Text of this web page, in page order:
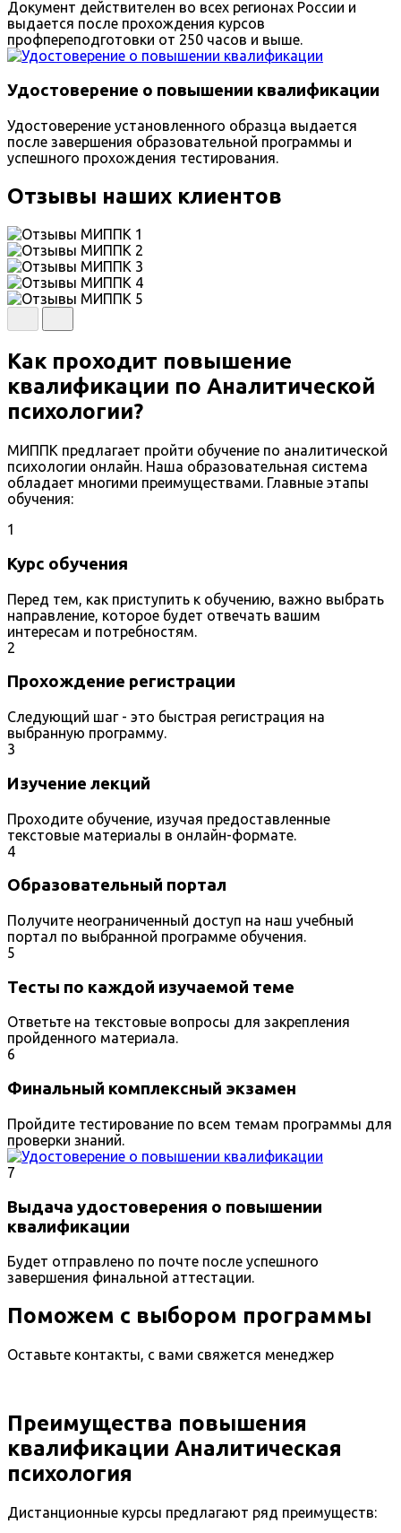
Документ действителен во всех регионах России и
выдается после прохождения курсов
профпереподготовки от 250 часов и выше.
Удостоверение о повышении квалификации
Удостоверение установленного образца выдается
после завершения образовательной программы и
успешного прохождения тестирования.
Отзывы наших клиентов
Как проходит повышение
квалификации по Аналитической
психологии?
МИППК предлагает пройти обучение по аналитической
психологии онлайн. Наша образовательная система
обладает многими преимуществами. Главные этапы
обучения:
1
Курс обучения
Перед тем, как приступить к обучению, важно выбрать
направление, которое будет отвечать вашим
интересам и потребностям.
2
Прохождение регистрации
Следующий шаг - это быстрая регистрация на
выбранную программу.
3
Изучение лекций
Проходите обучение, изучая предоставленные
текстовые материалы в онлайн-формате.
4
Образовательный портал
Получите неограниченный доступ на наш учебный
портал по выбранной программе обучения.
5
Тесты по каждой изучаемой теме
Ответьте на текстовые вопросы для закрепления
пройденного материала.
6
Финальный комплексный экзамен
Пройдите тестирование по всем темам программы для
проверки знаний.
7
Выдача удостоверения о повышении
квалификации
Будет отправлено по почте после успешного
завершения финальной аттестации.
Поможем с выбором программы
Оставьте контакты, с вами свяжется менеджер
Преимущества повышения
квалификации Аналитическая
психология
Дистанционные курсы предлагают ряд преимуществ: